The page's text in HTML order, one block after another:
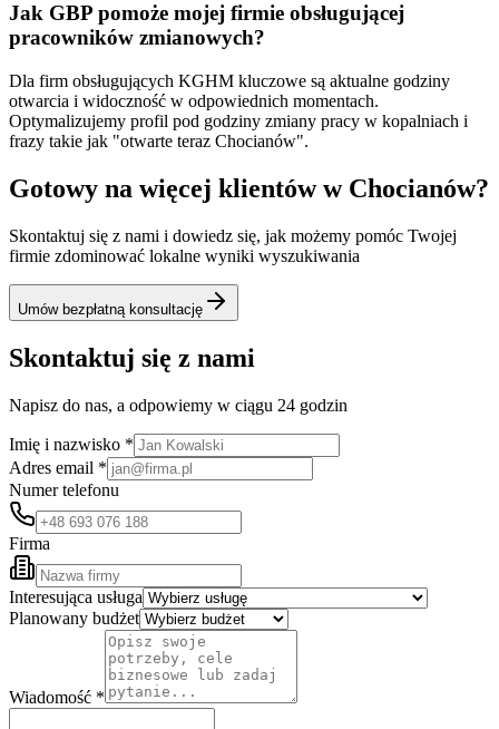
Jak GBP pomoże mojej firmie obsługującej
pracowników zmianowych?
Dla firm obsługujących KGHM kluczowe są aktualne godziny
otwarcia i widoczność w odpowiednich momentach.
Optymalizujemy profil pod godziny zmiany pracy w kopalniach i
frazy takie jak "otwarte teraz Chocianów".
Gotowy na więcej klientów w Chocianów?
Skontaktuj się z nami i dowiedz się, jak możemy pomóc Twojej
firmie zdominować lokalne wyniki wyszukiwania
Umów bezpłatną konsultację
Skontaktuj się z nami
Napisz do nas, a odpowiemy w ciągu 24 godzin
Imię i nazwisko *
Adres email *
Numer telefonu
Firma
Interesująca usługa
Planowany budżet
Wiadomość *